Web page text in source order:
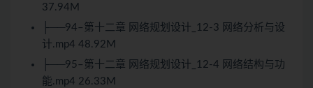
37.94M
├──94–第十二章 网络规划设计_12-3 网络分析与设
计.mp4 48.92M
├──95–第十二章 网络规划设计_12-4 网络结构与功
能.mp4 26.33M